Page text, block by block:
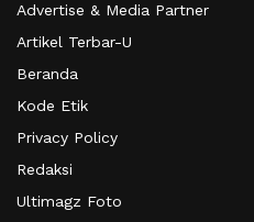
Advertise & Media Partner
Artikel Terbar-U
Beranda
Kode Etik
Privacy Policy
Redaksi
Ultimagz Foto